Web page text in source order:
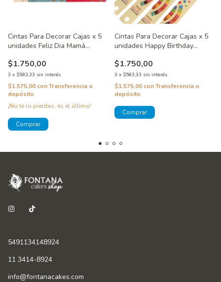
Cintas Para Decorar Cajas x 5
unidades Feliz Dia Mamá
$1.750,00
3 x $583,33 sin interés
$1.575,00 conTransferencia o
depósito
¡No te lo pierdas, es el último!
Cintas Para Decorar Cajas x 5
unidades Happy Birthday
$1.750,00
3 x $583,33 sin interés
$1.575,00 conTransferencia o
depósito
5491134148924
11 3414-8924
info@fontanacakes.com